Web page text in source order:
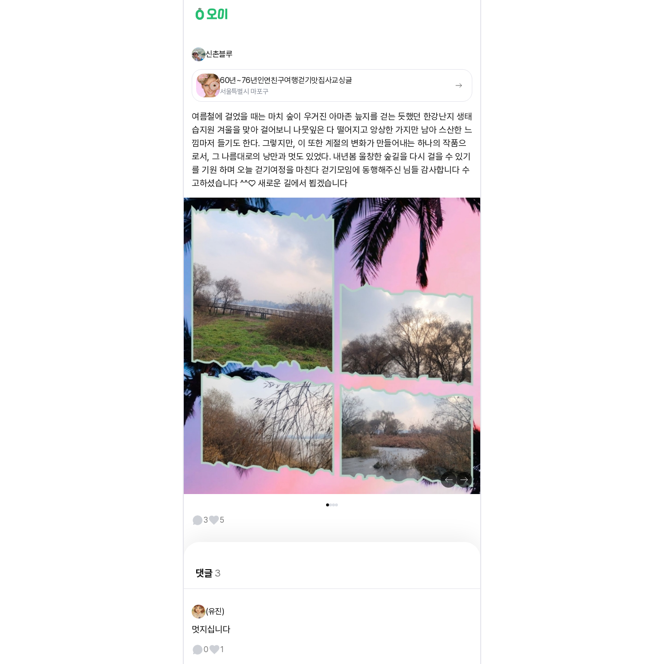
신촌블루
60년~76년인연친구여행걷기맛집사교싱글
서울특별시 마포구
여름철에 걸었을 때는 마치 숲이 우거진 아마존 늪지를 걷는 듯했던 한강난지 생태
습지원 겨울을 맞아 걸어보니 나뭇잎은 다 떨어지고 앙상한 가지만 남아 스산한 느
낌마저 들기도 한다. 그렇지만, 이 또한 계절의 변화가 만들어내는 하나의 작품으
로서, 그 나름대로의 낭만과 멋도 있었다. 내년봄 울창한 숲길을 다시 걸을 수 있기
를 기원 하며 오늘 걷기여정을 마친다 걷기모임에 동행해주신 님들 감사합니다 수
고하셨습니다 ^^♡ 새로운 길에서 뵙겠습니다
3 5
댓글3
(유진)
멋지십니다
0 1